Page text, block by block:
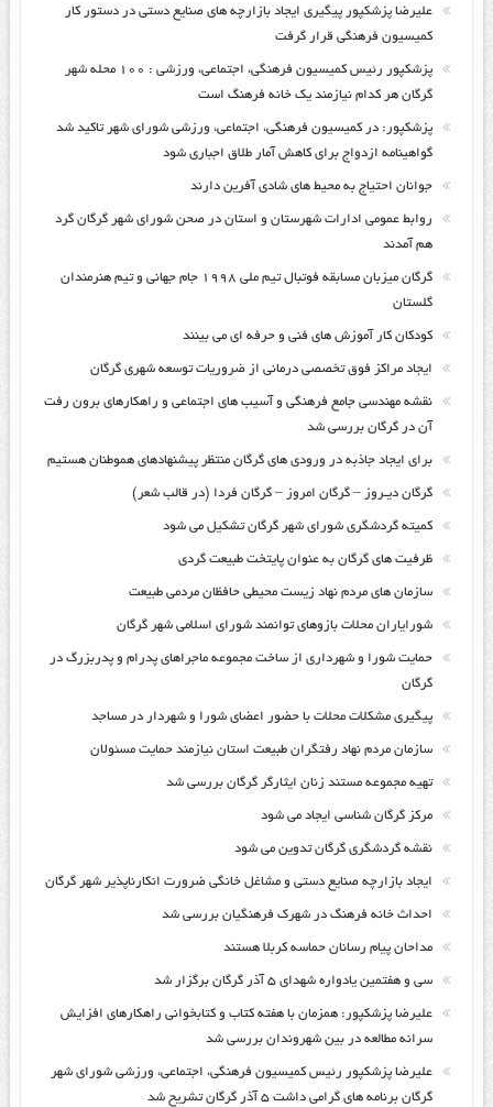
علیرضا پزشکپور پیگیری ایجاد بازارچه های صنایع دستی در دستور کار
کمیسیون فرهنگی قرار گرفت
پزشکپور رئیس کمیسیون فرهنگی، اجتماعی، ورزشی : ۱۰۰ محله شهر
گرگان هر کدام نیازمند یک خانه فرهنگ است
پزشکپور: در کمیسیون فرهنگی، اجتماعی، ورزشی شورای شهر تاکید شد
گواهینامه ازدواج برای کاهش آمار طلاق اجباری شود
جوانان احتیاج به محیط های شادی آفرین دارند
روابط عمومی ادارات شهرستان و استان در صحن شورای شهر گرگان گرد
هم آمدند
گرگان میزبان مسابقه فوتبال تیم ملی ۱۹۹۸ جام جهانی و تیم هنرمندان
گلستان
کودکان کار آموزش های فنی و حرفه ای می بینند
ایجاد مراکز فوق تخصصی درمانی از ضروریات توسعه شهری گرگان
نقشه مهندسی جامع فرهنگی و آسیب های اجتماعی و راهکارهای برون رفت
آن در گرگان بررسی شد
برای ایجاد جاذبه در ورودی های گرگان منتظر پیشنهادهای هموطنان هستیم
گرگان دیـروز – گرگان امروز – گرگان فردا (در قالب شعر)
کمیته گردشگری شورای شهر گرگان تشکیل می شود
ظرفیت های گرگان به عنوان پایتخت طبیعت گردی
سازمان های مردم نهاد زیست محیطی حافظان مردمی طبیعت
شورایاران محلات بازوهای توانمند شورای اسلامی شهر گرگان
حمایت شورا و شهرداری از ساخت مجموعه ماجراهای پدرام و پدربزرگ در
گرگان
پیگیری مشکلات محلات با حضور اعضای شورا و شهردار در مساجد
سازمان مردم نهاد رفتگران طبیعت استان نیازمند حمایت مسئولان
تهیه مجموعه مستند زنان ایثارگر گرگان بررسی شد
مرکز گرگان شناسی ایجاد می شود
نقشه گردشگری گرگان تدوین می شود
ایجاد بازارچه صنایع دستی و مشاغل خانگی ضرورت انکارناپذیر شهر گرگان
احداث خانه فرهنگ در شهرک فرهنگیان بررسی شد
مداحان پیام رسانان حماسه کربلا هستند
سی و هفتمین یادواره شهدای ۵ آذر گرگان برگزار شد
علیرضا پزشکپور: همزمان با هفته کتاب و کتابخوانی راهکارهای افزایش
سرانه مطالعه در بین شهروندان بررسی شد
علیرضا پزشکپور رئیس کمیسیون فرهنگی، اجتماعی، ورزشی شورای شهر
گرگان برنامه های گرامی داشت ۵ آذر گرگان تشریح شد